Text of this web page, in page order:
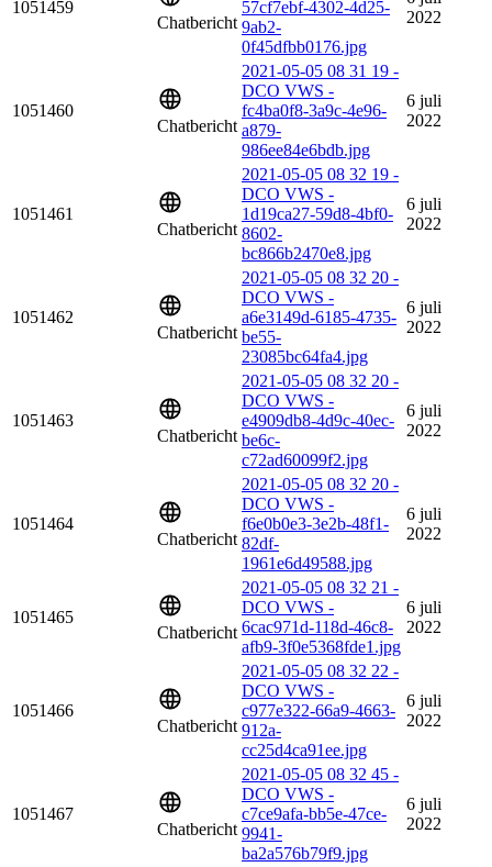
1051459
Chatbericht
57cf7ebf-4302-4d25-
9ab2-
0f45dfbb0176.jpg
2022
1051460
Chatbericht
2021-05-05 08 31 19 -
DCO VWS -
fc4ba0f8-3a9c-4e96-
a879-
986ee84e6bdb.jpg
6 juli
2022
1051461
Chatbericht
2021-05-05 08 32 19 -
DCO VWS -
1d19ca27-59d8-4bf0-
8602-
bc866b2470e8.jpg
6 juli
2022
1051462
Chatbericht
2021-05-05 08 32 20 -
DCO VWS -
a6e3149d-6185-4735-
be55-
23085bc64fa4.jpg
6 juli
2022
1051463
Chatbericht
2021-05-05 08 32 20 -
DCO VWS -
e4909db8-4d9c-40ec-
be6c-
c72ad60099f2.jpg
6 juli
2022
1051464
Chatbericht
2021-05-05 08 32 20 -
DCO VWS -
f6e0b0e3-3e2b-48f1-
82df-
1961e6d49588.jpg
6 juli
2022
1051465
Chatbericht
2021-05-05 08 32 21 -
DCO VWS -
6cac971d-118d-46c8-
afb9-3f0e5368fde1.jpg
6 juli
2022
1051466
Chatbericht
2021-05-05 08 32 22 -
DCO VWS -
c977e322-66a9-4663-
912a-
cc25d4ca91ee.jpg
6 juli
2022
1051467
Chatbericht
2021-05-05 08 32 45 -
DCO VWS -
c7ce9afa-bb5e-47ce-
9941-
ba2a576b79f9.jpg
6 juli
2022